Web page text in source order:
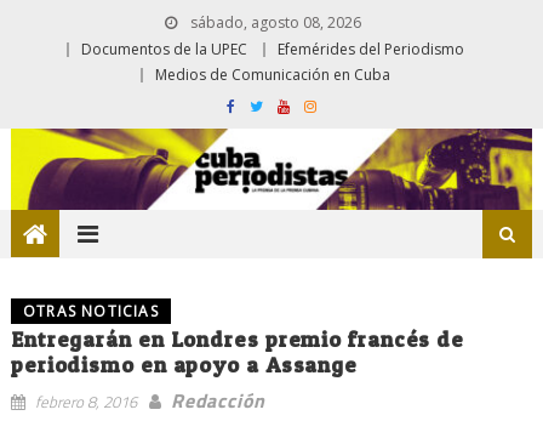
sábado, agosto 08, 2026
Documentos de la UPEC
Efemérides del Periodismo
Medios de Comunicación en Cuba
OTRAS NOTICIAS
Entregarán en Londres premio francés de
periodismo en apoyo a Assange
febrero 8, 2016
Redacción